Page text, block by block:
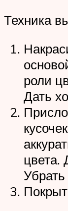
Техника
роли
Дать
цвета.